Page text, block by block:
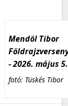
Mendöl Tibor
- 2026. május 5.
fotó: Tüskés Tibor